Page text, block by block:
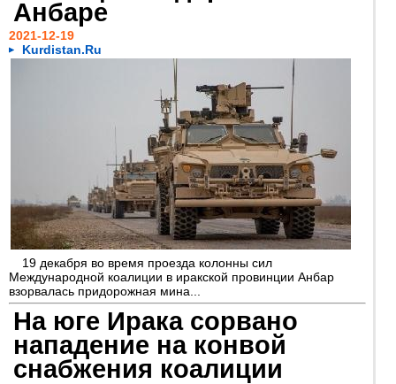
Анбаре
2021-12-19
Kurdistan.Ru
19 декабря во время проезда колонны сил
Международной коалиции в иракской провинции Анбар
взорвалась придорожная мина...
На юге Ирака сорвано
нападение на конвой
снабжения коалиции